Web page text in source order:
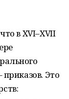
в XVI–XVII
приказов. Это